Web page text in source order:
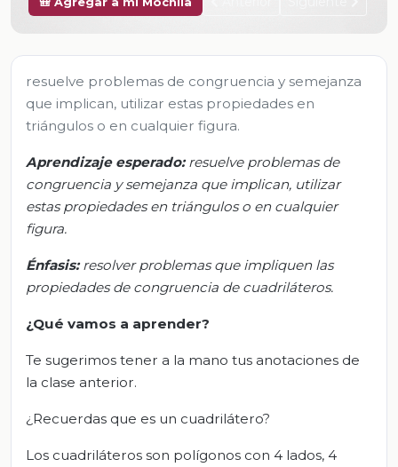
resuelve problemas de congruencia y semejanza
que implican, utilizar estas propiedades en
triángulos o en cualquier figura.
Aprendizaje esperado: resuelve problemas de
congruencia y semejanza que implican, utilizar
estas propiedades en triángulos o en cualquier
figura.
Énfasis: resolver problemas que impliquen las
propiedades de congruencia de cuadriláteros.
¿Qué vamos a aprender?
Te sugerimos tener a la mano tus anotaciones de
la clase anterior.
¿Recuerdas que es un cuadrilátero?
Los cuadriláteros son polígonos con 4 lados, 4